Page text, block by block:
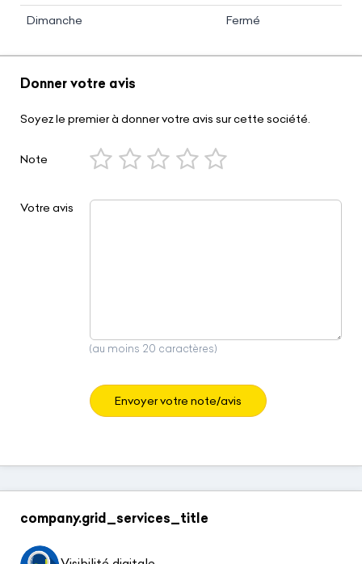
Dimanche Fermé
Donner votre avis
Soyez le premier à donner votre avis sur cette société.
Note
Votre avis
(au moins 20 caractères)
Envoyer votre note/avis
company.grid_services_title